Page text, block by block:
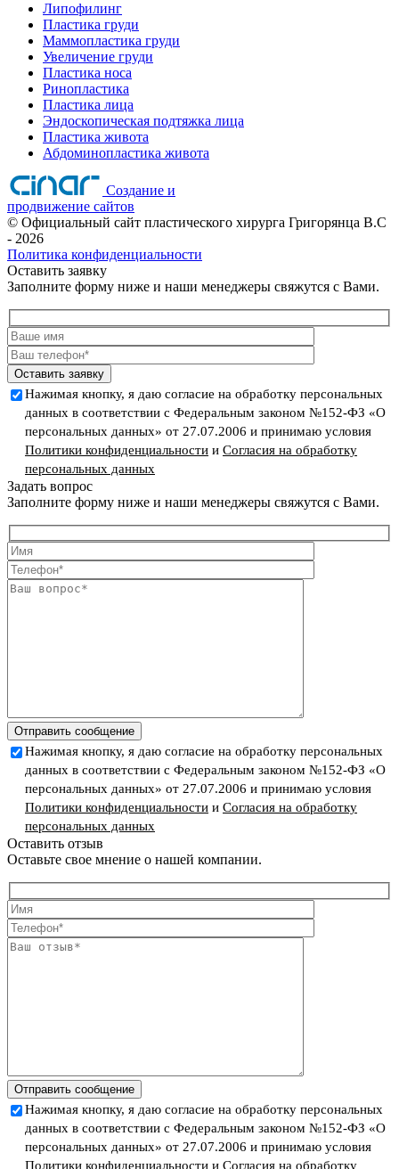
Липофилинг
Пластика груди
Маммопластика груди
Увеличение груди
Пластика носа
Ринопластика
Пластика лица
Эндоскопическая подтяжка лица
Пластика живота
Абдоминопластика живота
Создание и
продвижение сайтов
© Официальный сайт пластического хирурга Григорянца В.C
- 2026
Политика конфиденциальности
Оставить заявку
Заполните форму ниже и наши менеджеры свяжутся с Вами.
Оставить заявку
Нажимая кнопку, я даю согласие на обработку персональных
данных в соответствии с Федеральным законом №152-ФЗ «О
персональных данных» от 27.07.2006 и принимаю условия
Политики конфиденциальности и Согласия на обработку
персональных данных
Задать вопрос
Заполните форму ниже и наши менеджеры свяжутся с Вами.
Отправить сообщение
Нажимая кнопку, я даю согласие на обработку персональных
данных в соответствии с Федеральным законом №152-ФЗ «О
персональных данных» от 27.07.2006 и принимаю условия
Политики конфиденциальности и Согласия на обработку
персональных данных
Оставить отзыв
Оставьте свое мнение о нашей компании.
Отправить сообщение
Нажимая кнопку, я даю согласие на обработку персональных
данных в соответствии с Федеральным законом №152-ФЗ «О
персональных данных» от 27.07.2006 и принимаю условия
Политики конфиденциальности и Согласия на обработку